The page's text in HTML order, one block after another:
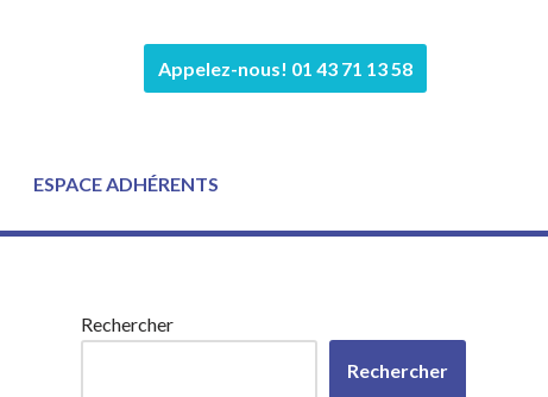
Appelez-nous! 01 43 71 13 58
ESPACE ADHÉRENTS
Rechercher
Rechercher